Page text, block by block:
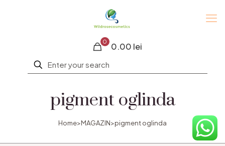
0 0.00 lei
pigment oglinda
Home>MAGAZIN>pigment oglinda